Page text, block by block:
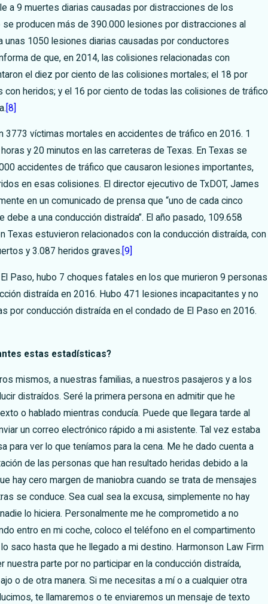
a 9 muertes diarias causadas por distracciones de los
se producen más de 390.000 lesiones por distracciones al
unas 1050 lesiones diarias causadas por conductores
de que, en 2014, las colisiones relacionadas con
el diez por ciento de las colisiones mortales; el 18 por
con heridos; y el 16 por ciento de todas las colisiones de tráfico
[8]
3773 víctimas mortales en accidentes de tráfico en 2016. 1
y 20 minutos en las carreteras de Texas. En Texas se
accidentes de tráfico que causaron lesiones importantes,
en esas colisiones. El director ejecutivo de TxDOT, James
en un comunicado de prensa que “uno de cada cinco
debe a una conducción distraída”. El año pasado, 109.658
Texas estuvieron relacionados con la conducción distraída, con
y 3.087 heridos graves. [9]
Paso, hubo 7 choques fatales en los que murieron 9 personas
distraída en 2016. Hubo 471 lesiones incapacitantes y no
por conducción distraída en el condado de El Paso en 2016.
estas estadísticas?
mismos, a nuestras familias, a nuestros pasajeros y a los
distraídos. Seré la primera persona en admitir que he
o hablado mientras conducía. Puede que llegara tarde al
un correo electrónico rápido a mi asistente. Tal vez estaba
para ver lo que teníamos para la cena. Me he dado cuenta a
de las personas que han resultado heridas debido a la
hay cero margen de maniobra cuando se trata de mensajes
se conduce. Sea cual sea la excusa, simplemente no hay
lo hiciera. Personalmente me he comprometido a no
entro en mi coche, coloco el teléfono en el compartimento
saco hasta que he llegado a mi destino. Harmonson Law Firm
nuestra parte por no participar en la conducción distraída,
o de otra manera. Si me necesitas a mí o a cualquier otra
te llamaremos o te enviaremos un mensaje de texto